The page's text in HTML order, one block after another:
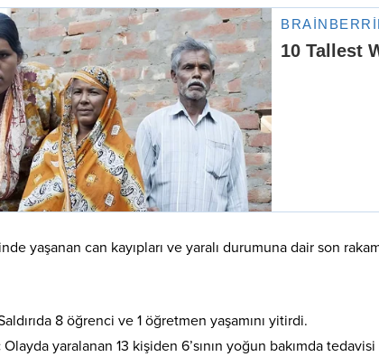
yaşanan can kayıpları ve yaralı durumuna dair son
8 öğrenci ve 1 öğretmen yaşamını yitirdi.
Olayda yaralanan 13 kişiden 6’sının yoğun bakımda